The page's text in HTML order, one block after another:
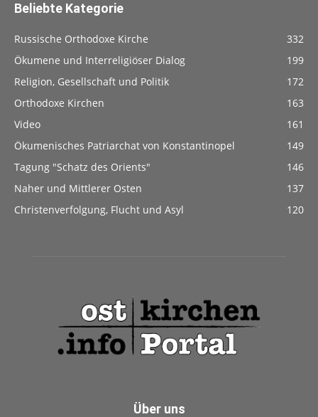
Beliebte Kategorie
Russische Orthodoxe Kirche
332
Ökumene und Interreligiöser Dialog
199
Religion, Gesellschaft und Politik
172
Orthodoxe Kirchen
163
Video
161
Ökumenisches Patriarchat von Konstantinopel
149
Tagung "Schatz des Orients"
146
Naher und Mittlerer Osten
137
Christenverfolgung, Flucht und Asyl
120
Über uns